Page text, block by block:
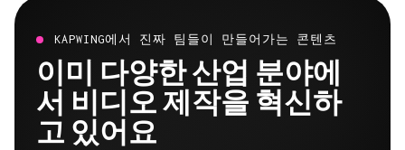
KAPWING에서 진짜 팀들이 만들어가는 콘텐츠
이미 다양한 산업 분야에
서 비디오 제작을 혁신하
고 있어요